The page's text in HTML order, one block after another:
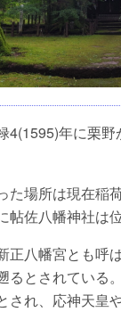
4(1595)年に栗野
た場所は現在稲
帖佐八幡神社は
正八幡宮とも呼
るとされている
され、応神天皇